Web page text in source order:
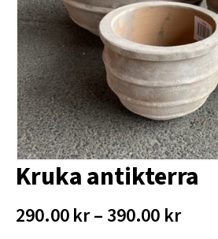
Kruka antikterra
290.00 kr – 390.00 kr